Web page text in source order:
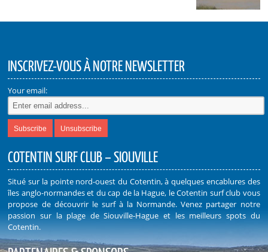
INSCRIVEZ-VOUS À NOTRE NEWSLETTER
Your email:
COTENTIN SURF CLUB – SIOUVILLE
Situé sur la pointe nord-ouest du Cotentin, à quelques encablures des
îles anglo-normandes et du cap de la Hague, le Cotentin surf club vous
propose de découvrir le surf à la Normande. Venez partager notre
passion sur la plage de Siouville-Hague et les meilleurs spots du
Cotentin.